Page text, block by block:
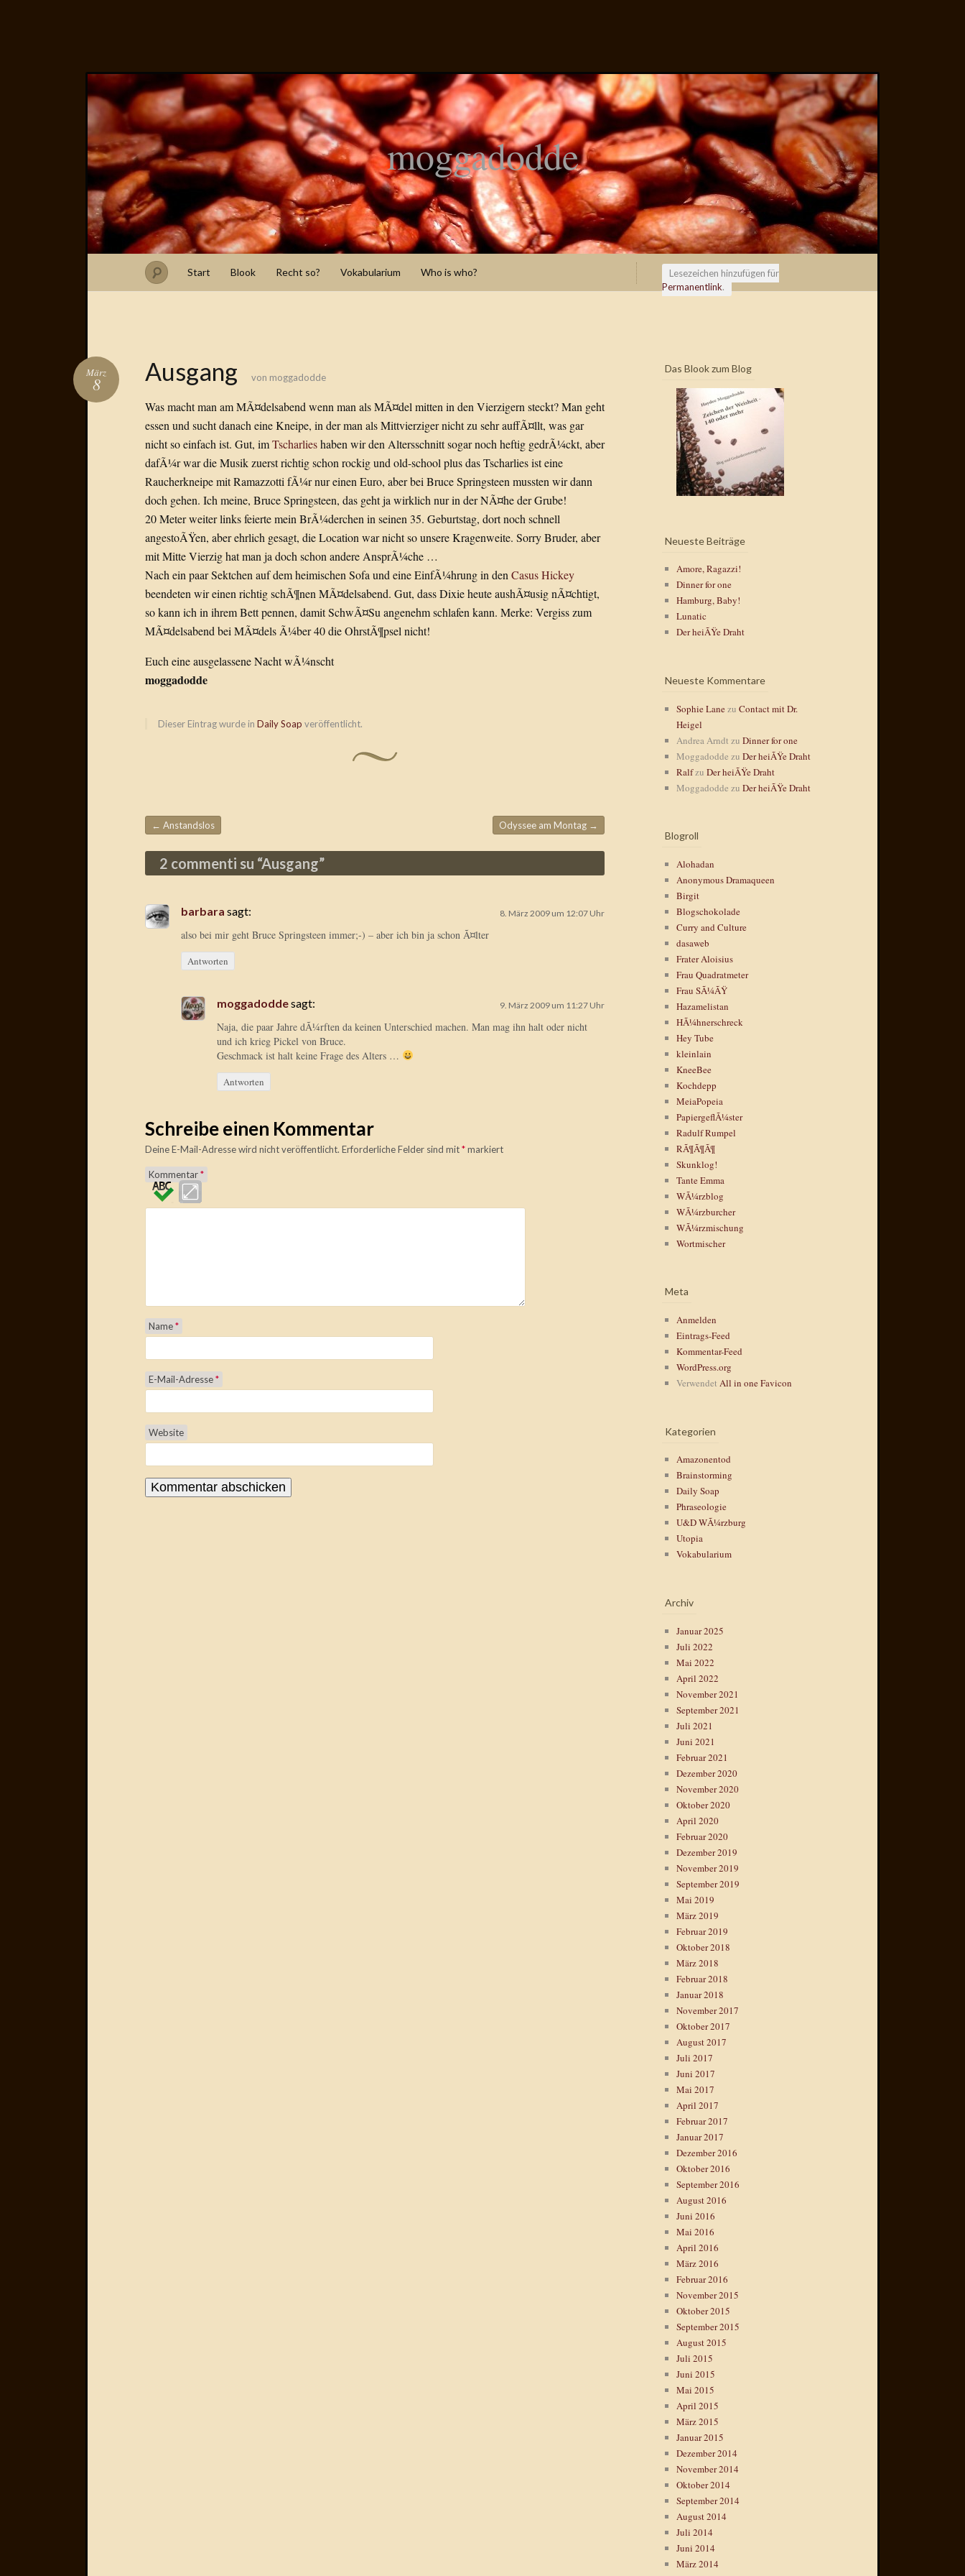
moggadodde
Start Blook Recht so? Vokabularium Who is who?
Lesezeichen hinzufügen für
Permanentlink.
Ausgang
März
8 von moggadodde
Was macht man am MÃ¤delsabend wenn man als MÃ¤del mitten in den Vierzigern steckt? Man geht
essen und sucht danach eine Kneipe, in der man als Mittvierziger nicht zu sehr auffÃ¤llt, was gar
nicht so einfach ist. Gut, imTscharlieshaben wir den Altersschnitt sogar noch heftig gedrÃ¼ckt, aber
dafÃ¼r war die Musik zuerst richtig schon rockig und old-school plus das Tscharlies ist eine
Raucherkneipe mit Ramazzotti fÃ¼r nur einen Euro, aber bei Bruce Springsteen mussten wir dann
doch gehen. Ich meine, Bruce Springsteen, das geht ja wirklich nur in der NÃ¤he der Grube!
20 Meter weiter links feierte mein BrÃ¼derchen in seinen 35. Geburtstag, dort noch schnell
angestoÃŸen, aber ehrlich gesagt, die Location war nicht so unsere Kragenweite. Sorry Bruder, aber
mit Mitte Vierzig hat man ja doch schon andere AnsprÃ¼che …
Nach ein paar Sektchen auf dem heimischen Sofa und eine EinfÃ¼hrung in den Casus Hickey
beendeten wir einen richtig schÃ¶nen MÃ¤delsabend. Gut, dass Dixie heute aushÃ¤usig nÃ¤chtigt,
so kann ich in ihrem Bett pennen, damit SchwÃ¤Su angenehm schlafen kann. Merke: Vergiss zum
MÃ¤delsabend bei MÃ¤dels Ã¼ber 40 die OhrstÃ¶psel nicht!
Euch eine ausgelassene Nacht wÃ¼nscht
moggadodde
Dieser Eintrag wurde in Daily Soap veröffentlicht.
Beitragsnavigation
← Anstandslos Odyssee am Montag →
2 commenti su “Ausgang”
barbara sagt: 8. März 2009 um 12:07 Uhr
also bei mir geht Bruce Springsteen immer;-) – aber ich bin ja schon Ã¤lter
Antworten
moggadoddesagt: 9. März 2009 um 11:27 Uhr
Naja, die paar Jahre dÃ¼rften da keinen Unterschied machen. Man mag ihn halt oder nicht
und ich krieg Pickel von Bruce.
Geschmack ist halt keine Frage des Alters …
Antworten
Schreibe einen Kommentar
Deine E-Mail-Adresse wird nicht veröffentlicht. Erforderliche Felder sind mit*markiert
Kommentar*
Name*
E-Mail-Adresse*
Website
Das Blook zum Blog
Neueste Beiträge
Amore, Ragazzi!
Dinner for one
Hamburg, Baby!
Lunatic
Der heiÃŸe Draht
Neueste Kommentare
Sophie Lanezu Contact mit Dr.
Heigel
Andrea Arndt zu Dinner for one
Moggadodde zu Der heiÃŸe Draht
Ralfzu Der heiÃŸe Draht
Moggadodde zu Der heiÃŸe Draht
Blogroll
Alohadan
Anonymous Dramaqueen
Birgit
Blogschokolade
Curry and Culture
dasaweb
Frater Aloisius
Frau Quadratmeter
Frau SÃ¼ÃŸ
Hazamelistan
HÃ¼hnerschreck
Hey Tube
kleinlain
KneeBee
Kochdepp
MeiaPopeia
PapiergeflÃ¼ster
Radulf Rumpel
RÃ¶Ã¶Ã¶
Skunklog!
Tante Emma
WÃ¼rzblog
WÃ¼rzburcher
WÃ¼rzmischung
Wortmischer
Meta
Anmelden
Eintrags-Feed
Kommentar-Feed
WordPress.org
Verwendet All in one Favicon
Kategorien
Amazonentod
Brainstorming
Daily Soap
Phraseologie
U&D WÃ¼rzburg
Utopia
Vokabularium
Archiv
Januar 2025
Juli 2022
Mai 2022
April 2022
November 2021
September 2021
Juli 2021
Juni 2021
Februar 2021
Dezember 2020
November 2020
Oktober 2020
April 2020
Februar 2020
Dezember 2019
November 2019
September 2019
Mai 2019
März 2019
Februar 2019
Oktober 2018
März 2018
Februar 2018
Januar 2018
November 2017
Oktober 2017
August 2017
Juli 2017
Juni 2017
Mai 2017
April 2017
Februar 2017
Januar 2017
Dezember 2016
Oktober 2016
September 2016
August 2016
Juni 2016
Mai 2016
April 2016
März 2016
Februar 2016
November 2015
Oktober 2015
September 2015
August 2015
Juli 2015
Juni 2015
Mai 2015
April 2015
März 2015
Januar 2015
Dezember 2014
November 2014
Oktober 2014
September 2014
August 2014
Juli 2014
Juni 2014
März 2014